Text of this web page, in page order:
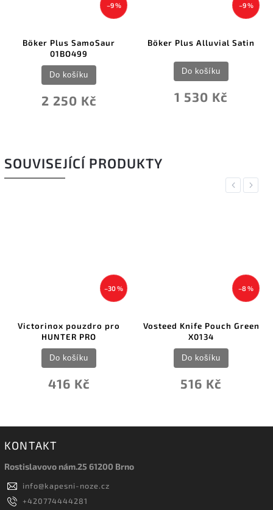
–9 %
Böker Plus SamoSaur
01BO499
2 250 Kč
Do košíku
–9 %
Böker Plus Alluvial Satin
1 530 Kč
Do košíku
SOUVISEJÍCÍ PRODUKTY
Previous
–30 %
Victorinox pouzdro pro
HUNTER PRO
416 Kč
Do košíku
–8 %
Vosteed Knife Pouch Green
X0134
516 Kč
Do košíku
Next
KONTAKT
Rostislavovo nám.25 61200 Brno
info@kapesni-noze.cz
+420774444281